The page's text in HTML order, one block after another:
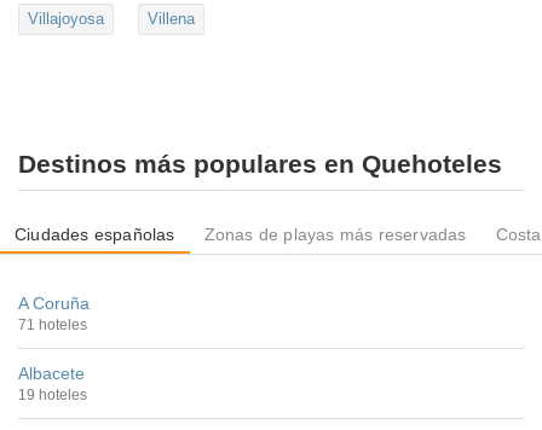
Villajoyosa Villena
Destinos más populares en Quehoteles
Ciudades españolas Zonas de playas más reservadas
A Coruña
71 hoteles
Albacete
19 hoteles